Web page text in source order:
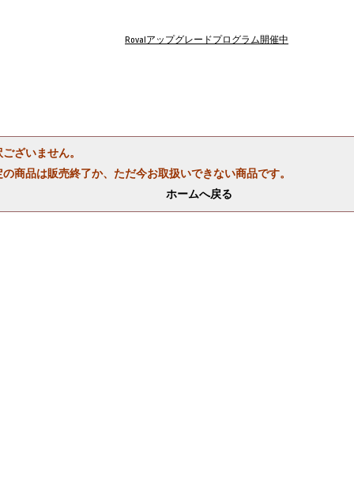
Rovalアップグレードプログラム開催中
ざいません。
の商品は販売終了か、ただ今お取扱いできない商品です。
ホームへ戻る